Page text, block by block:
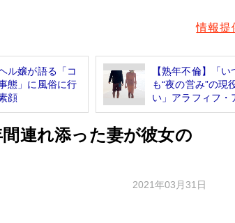
情報提
ル嬢が語る「コ
態」に風俗に行
顔
【熟年不倫】「い
も“夜の営み”の現
い」アラフィフ・
連れ添った妻が彼女の
2021年03月31日